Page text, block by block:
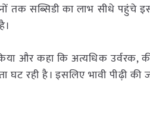
तक सब्सिडी का लाभ सीधे पहुंचे
और कहा कि अत्यधिक
घट रही है। इसलिए भावी पीढ़ी